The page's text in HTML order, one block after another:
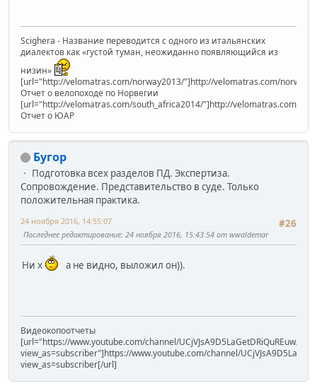
Scighera - Название переводится с одного из итальянских
диалектов как «густой туман, неожиданно появляющийся из
низин»
[url="http://velomatras.com/norway2013/"]http://velomatras.com/
Отчет о велопоходе по Норвегии
[url="http://velomatras.com/south_africa2014/"]http://velomatras.com/
Отчет о ЮАР
Бугор
Подготовка всех разделов ПД. Экспертиза.
Сопровождение. Представительство в суде. Только
положительная практика.
#26
24 ноября 2016, 14:55:07
Последнее редактирование: 24 ноября 2016, 15:43:54 от wwaldemar
Ни х а не видно, выложил он)).
Видеокопоотчеты
[url="https://www.youtube.com/channel/UCjVJsA9D5LaGetDRiQuREuw/
view_as=subscriber"]https://www.youtube.com/channel/
view_as=subscriber[/url]